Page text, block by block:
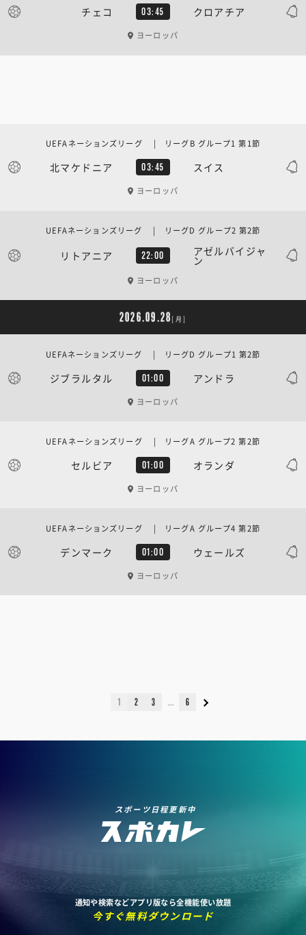
チェコ 03:45 クロアチア
ヨーロッパ
北マケドニア 03:45 スイス
UEFAネーションズリーグ | リーグB グループ1 第1節
ヨーロッパ
リトアニア 22:00 アゼルバイジャ
ン
UEFAネーションズリーグ | リーグD グループ2 第2節
ヨーロッパ
2026.09.28 [月]
ジブラルタル 01:00 アンドラ
UEFAネーションズリーグ | リーグD グループ1 第2節
ヨーロッパ
セルビア 01:00 オランダ
UEFAネーションズリーグ | リーグA グループ2 第2節
ヨーロッパ
デンマーク 01:00 ウェールズ
UEFAネーションズリーグ | リーグA グループ4 第2節
ヨーロッパ
1 2 3 6
スポーツ日程更新中
通知や検索などアプリ版なら全機能使い放題
今すぐ無料ダウンロード